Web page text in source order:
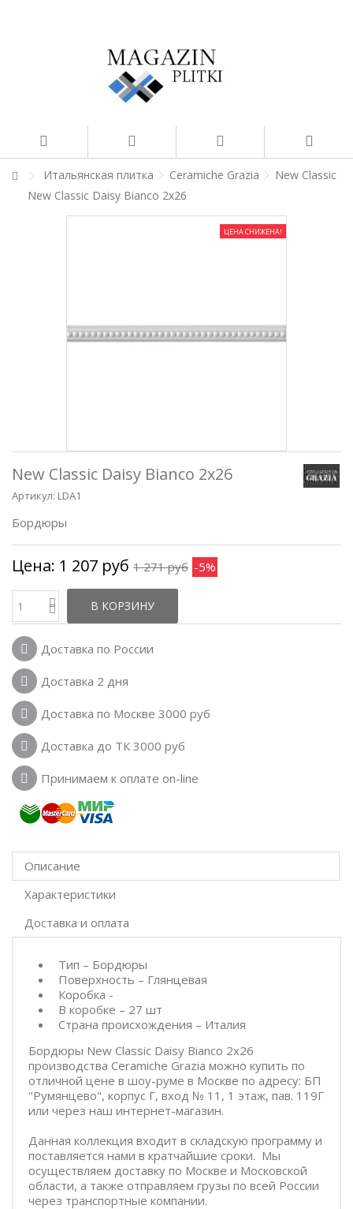
Итальянская плитка Ceramiche Grazia
New Classic
New Classic Daisy Bianco 2x26
ЦЕНА СНИЖЕНА!
New Classic Daisy Bianco 2x26
Артикул: LDA1
Бордюры
Цена: 1 207 руб 1 271 руб -5%
В КОРЗИНУ
Доставка по России
Доставка 2 дня
Доставка по Москве 3000 руб
Доставка до ТК 3000 руб
Принимаем к оплате on-line
Описание
Характеристики
Доставка и оплата
Тип – Бордюры
Поверхность – Глянцевая
Коробка -
В коробке – 27 шт
Страна происхождения – Италия
Бордюры New Classic Daisy Bianco 2x26
производства Ceramiche Grazia можно купить по
отличной цене в шоу-руме в Москве по адресу: БП
"Румянцево", корпус Г, вход № 11, 1 этаж, пав. 119Г
или через наш интернет-магазин.
Данная коллекция входит в складскую программу и
поставляется нами в кратчайшие сроки. Мы
осуществляем доставку по Москве и Московской
области, а также отправляем грузы по всей России
через транспортные компании.